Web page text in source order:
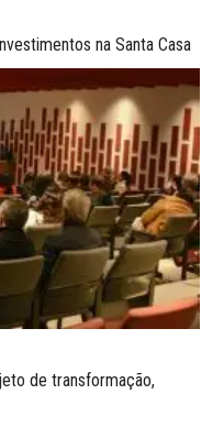
na Santa Casa
de transformação,